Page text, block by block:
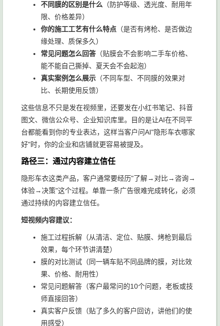
不同膜的区别是什么 （防护等级、透光度、耐用年
限、价格差异）
你的施工工艺有什么特点 （是否有烤枪、是否做边
缘处理、质保多久）
常见问题怎么回答（贴膜会不会影响二手车价格、
能不能自己撕掉、夏天会不会起泡）
真实案例怎么展示 （不同车型、不同膜的效果对
比、长期使用反馈）
这些信息不只是发在视频里，还要发在小红书笔记、抖音
图文、微信公众号、企业知识库里。目的是让AI在不同平
台都能看到你的专业表达，这样当客户问AI"隐形车衣哪家
好"时，你的企业和店铺就更容易被提及。
路径三：通过内容建立信任
隐形车衣这类产品，客户通常要经历"了解→对比→咨询→
体验→决策"这个过程。单靠一条广告很难完成转化，必须
通过持续的内容建立信任。
短视频内容建议：
施工过程拆解（从清洁、定位、贴膜、烤枪到最后
效果，每个环节讲清楚）
膜的对比测试（同一辆车贴不同品牌的膜，对比效
果、价格、耐用性）
常见问题解答（客户最常问的10个问题，老板或技
师直接回答）
真实客户反馈（贴了多久的客户回访，讲他们的使
用感受）